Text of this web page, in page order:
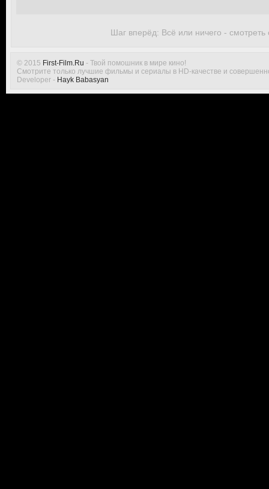
Шаг вперёд: Всё или ничего - смотреть
© 2015 First-Film.Ru - Твой помошник в мире кино!
Смотрите только лучшие фильмы и сериалы в HD-качестве и
Developer - Hayk Babasyan